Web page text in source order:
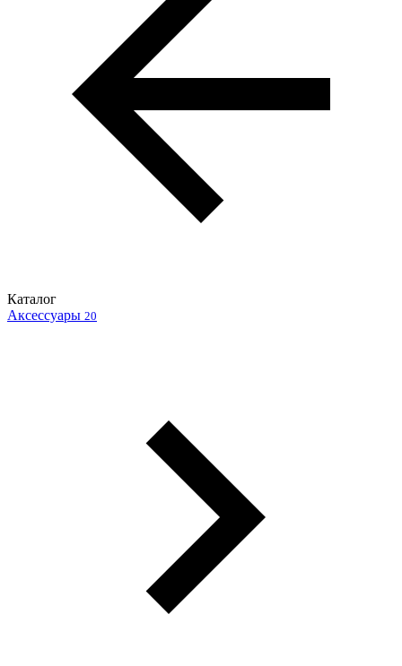
Каталог
Аксессуары 20